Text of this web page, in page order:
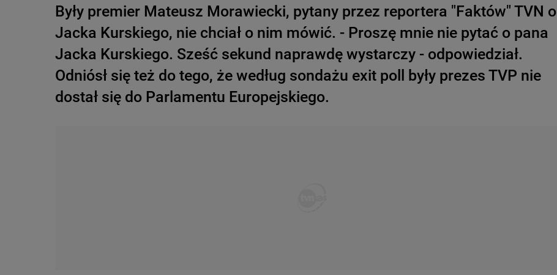
Były premier Mateusz Morawiecki, pytany przez reportera "Faktów" TVN o
Jacka Kurskiego, nie chciał o nim mówić. - Proszę mnie nie pytać o pana
Jacka Kurskiego. Sześć sekund naprawdę wystarczy - odpowiedział.
Odniósł się też do tego, że według sondażu exit poll były prezes TVP nie
dostał się do Parlamentu Europejskiego.